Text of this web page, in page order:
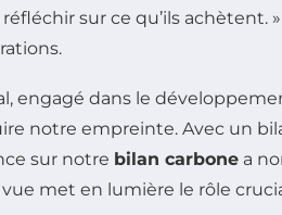
réfléchir sur ce qu’ils
engagé dans le
notre empreinte. Avec un
sur notre bilan carbone a
met en lumière le rôle